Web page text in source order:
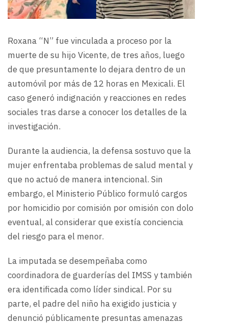
Roxana “N” fue vinculada a proceso por la
muerte de su hijo Vicente, de tres años, luego
de que presuntamente lo dejara dentro de un
automóvil por más de 12 horas en Mexicali. El
caso generó indignación y reacciones en redes
sociales tras darse a conocer los detalles de la
investigación.
Durante la audiencia, la defensa sostuvo que la
mujer enfrentaba problemas de salud mental y
que no actuó de manera intencional. Sin
embargo, el Ministerio Público formuló cargos
por homicidio por comisión por omisión con dolo
eventual, al considerar que existía conciencia
del riesgo para el menor.
La imputada se desempeñaba como
coordinadora de guarderías del IMSS y también
era identificada como líder sindical. Por su
parte, el padre del niño ha exigido justicia y
denunció públicamente presuntas amenazas